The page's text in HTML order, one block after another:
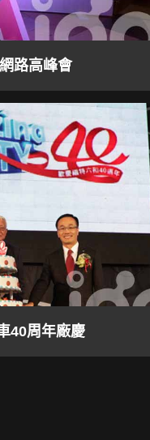
路高峰會
40周年廠慶